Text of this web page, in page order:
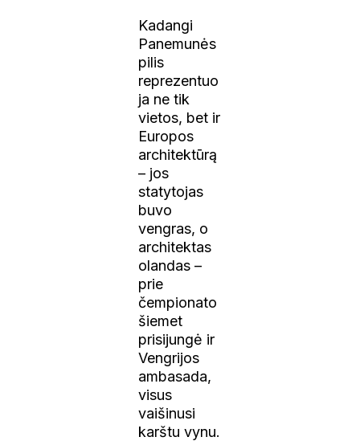
Kadangi
Panemunės
pilis
reprezentuo
ja ne tik
vietos, bet ir
Europos
architektūrą
– jos
statytojas
buvo
vengras, o
architektas
olandas –
prie
čempionato
šiemet
prisijungė ir
Vengrijos
ambasada,
visus
vaišinusi
karštu vynu.